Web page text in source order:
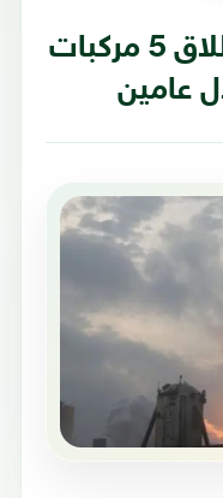
سبيس إكس تعتزم إطلاق 5 مركبات
عامين